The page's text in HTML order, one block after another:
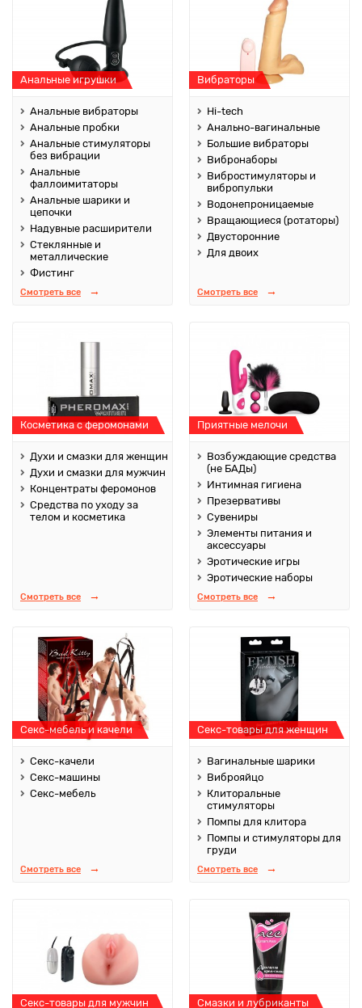
Анальные игрушки
Анальные вибраторы
Анальные пробки
Анальные стимуляторы
без вибрации
Анальные
фаллоимитаторы
Анальные шарики и
цепочки
Надувные расширители
Стеклянные и
металлические
Фистинг
Смотреть все
Вибраторы
Hi-tech
Анально-вагинальные
Большие вибраторы
Вибронаборы
Вибростимуляторы и
вибропульки
Водонепроницаемые
Вращающиеся (ротаторы)
Двусторонние
Для двоих
Смотреть все
Косметика с феромонами
Духи и смазки для женщин
Духи и смазки для мужчин
Концентраты феромонов
Средства по уходу за
телом и косметика
Смотреть все
Приятные мелочи
Возбуждающие средства
(не БАДы)
Интимная гигиена
Презервативы
Сувениры
Элементы питания и
аксессуары
Эротические игры
Эротические наборы
Смотреть все
Секс-мебель и качели
Секс-качели
Секс-машины
Секс-мебель
Смотреть все
Секс-товары для женщин
Вагинальные шарики
Виброяйцо
Клиторальные
стимуляторы
Помпы для клитора
Помпы и стимуляторы для
груди
Смотреть все
Секс-товары для мужчин Смазки и лубриканты